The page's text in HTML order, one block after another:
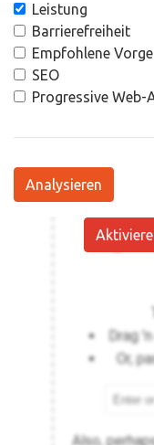
Leistung
Barrierefreiheit
Empfohlene
SEO
Progressive Web-
Analysieren